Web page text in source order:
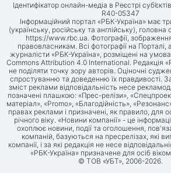
Ідентифікатор онлайн-медіа в Реєстрі
R40-05347
Інформаційний портал «РБК-Україна» має
(українську, російську та англійську), головна
https://www.rbc.ua. Фотографії,
правовласникам. Всі фотографії на Порталі,
журналісти «РБК-Україна», розміщені на
Commons Attribution 4.0 International. Редакція
не поділяти точку зору авторів. Оціночні
спростуванню та доведенню їх правдивості.
зміст реклами відповідальність несе
позначені плашкою: «Прес-релізи»,
матеріал», «Promo», «Благодійність»,
правах реклами і призначені, як правило, для
річного віку. «Новини компанії» - це
охоплює новини, події та оголошення,
компаній, базуються на пресрелізах, які
компанії, і за які редакція не несе
«РБК-Україна» призначене для осіб віком
© ТОВ «УБТ», 2006-2026.